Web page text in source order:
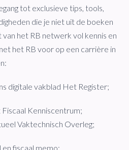
tot exclusieve tips, tools,
die je niet uit de boeken
van het RB netwerk vol kennis en
het RB voor op een carrière in
digitale vakblad Het Register;
Kenniscentrum;
Vaktechnisch Overleg;
fiscaal memo;